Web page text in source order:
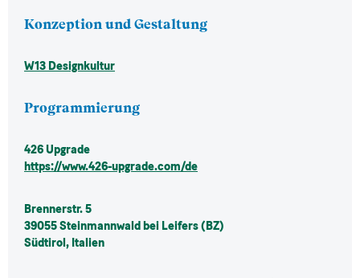
Konzeption und Gestaltung
W13 Designkultur
Programmierung
426 Upgrade
https://www.426-upgrade.com/de
Brennerstr. 5
39055 Steinmannwald bei Leifers (BZ)
Südtirol, Italien